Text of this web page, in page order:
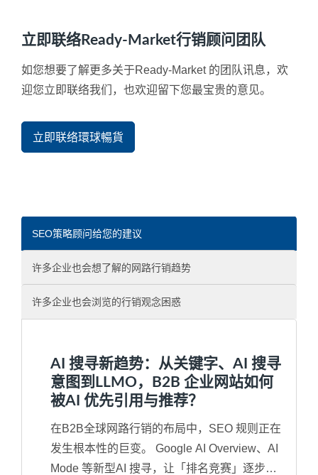
立即联络Ready-Market行销顾问团队
如您想要了解更多关于Ready-Market 的团队讯息，欢
迎您立即联络我们，也欢迎留下您最宝贵的意见。
立即联络環球暢貨
SEO策略顾问给您的建议
许多企业也会想了解的网路行销趋势
许多企业也会浏览的行销观念困惑
AI 搜寻新趋势：从关键字、AI 搜寻
意图到LLMO，B2B 企业网站如何
被AI 优先引用与推荐？
在B2B全球网路行销的布局中，SEO 规则正在
发生根本性的巨变。 Google AI Overview、AI
Mode 等新型AI 搜寻，让「排名竞赛」逐步演